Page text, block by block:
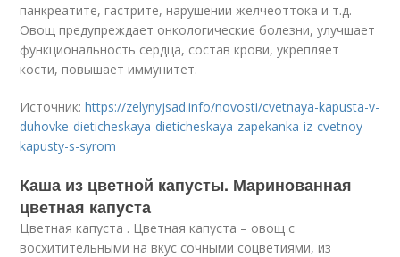
панкреатите, гастрите, нарушении желчеоттока и т.д.
Овощ предупреждает онкологические болезни, улучшает
функциональность сердца, состав крови, укрепляет
кости, повышает иммунитет.
Источник:https://zelynyjsad.info/novosti/cvetnaya-kapusta-v-
duhovke-dieticheskaya-dieticheskaya-zapekanka-iz-cvetnoy-
kapusty-s-syrom
Каша из цветной капусты. Маринованная
цветная капуста
Цветная капуста . Цветная капуста – овощ с
восхитительными на вкус сочными соцветиями, из